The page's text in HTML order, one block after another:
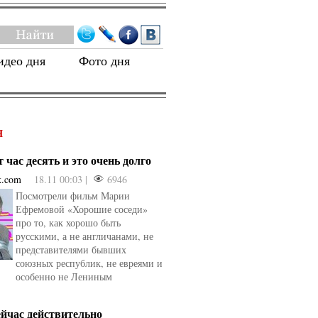
дня Фото дня
десять и это очень долго
18.11 00:03 |
6946
Посмотрели фильм Марии
Ефремовой «Хорошие соседи»
про то, как хорошо быть
русскими, а не англичанами, не
представителями бывших
союзных республик, не евреями и
особенно не Лениным
действительно